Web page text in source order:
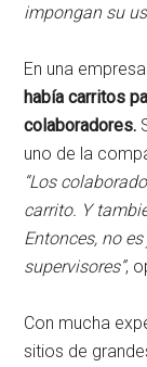
impongan su
En una
había carritos
colaboradores.
uno de la
“Los
carrito. Y
Entonces, no
supervisores”,
Con mucha
sitios de